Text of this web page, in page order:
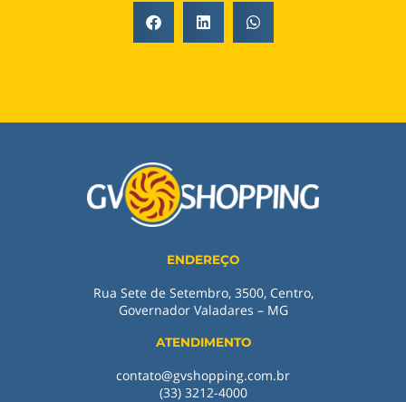
ENDEREÇO
Rua Sete de Setembro, 3500, Centro,
Governador Valadares – MG
ATENDIMENTO
contato@gvshopping.com.br
(33) 3212-4000